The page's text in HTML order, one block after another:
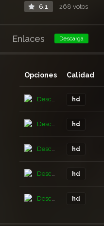
6.1 268 votos
Enlaces Descarga
Opciones Calidad
Descarga hd
Descarga hd
Descarga hd
Descarga hd
Descarga hd